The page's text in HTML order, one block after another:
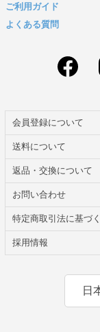
ご利用ガイド
よくある質問
会員登録について
送料について
返品・交換について
お問い合わせ
特定商取引法に基づ
採用情報
日